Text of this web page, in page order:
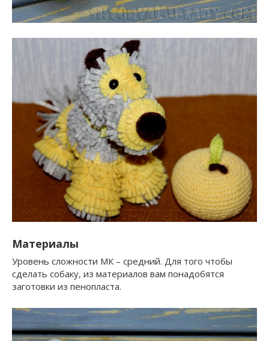
Материалы
Уровень сложности МК – средний. Для того чтобы
сделать собаку, из материалов вам понадобятся
заготовки из пенопласта.